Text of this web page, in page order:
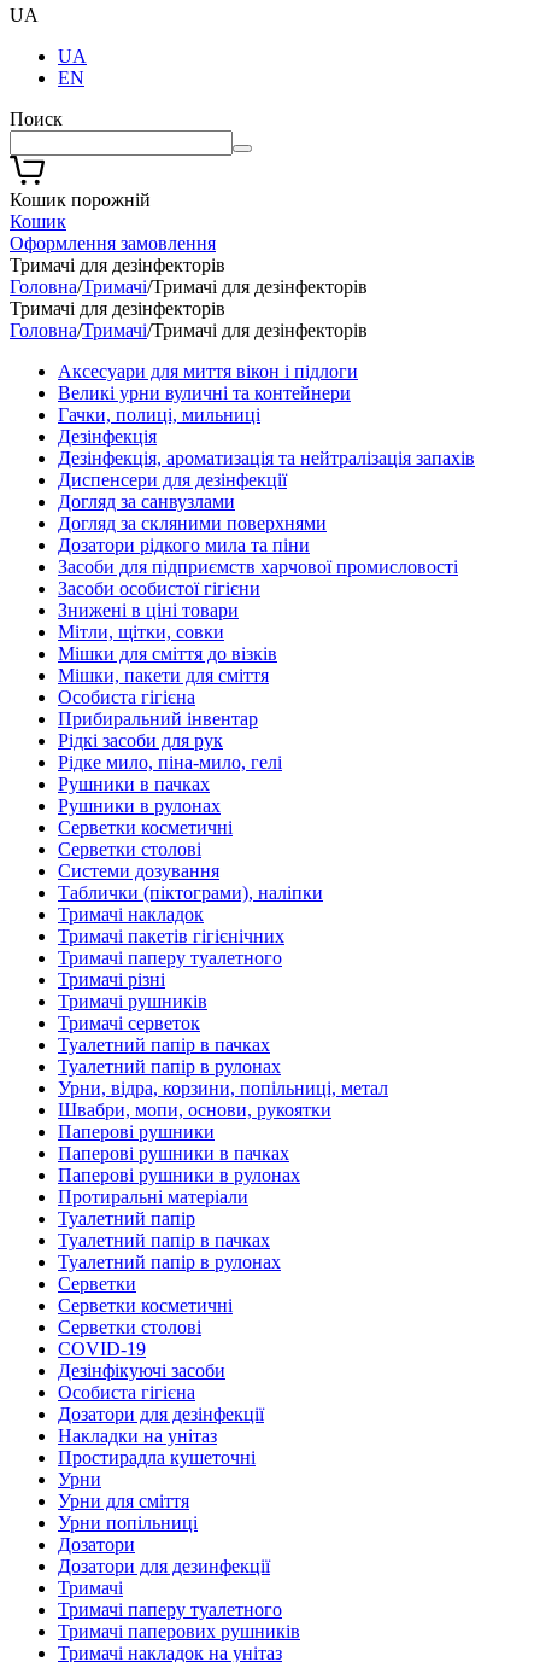
UA
UA
EN
Поиск
Кошик порожній
Кошик
Оформлення замовлення
Тримачі для дезінфекторів
Головна/Тримачі/Тримачі для дезінфекторів
Тримачі для дезінфекторів
Головна/Тримачі/Тримачі для дезінфекторів
Аксесуари для миття вікон і підлоги
Великі урни вуличні та контейнери
Гачки, полиці, мильниці
Дезінфекція
Дезінфекція, ароматизація та нейтралізація запахів
Диспенсери для дезінфекції
Догляд за санвузлами
Догляд за скляними поверхнями
Дозатори рідкого мила та піни
Засоби для підприємств харчової промисловості
Засоби особистої гігієни
Знижені в ціні товари
Мітли, щітки, совки
Мішки для сміття до візків
Мішки, пакети для сміття
Особиста гігієна
Прибиральний інвентар
Рідкі засоби для рук
Рідке мило, піна-мило, гелі
Рушники в пачках
Рушники в рулонах
Серветки косметичні
Серветки столові
Системи дозування
Таблички (піктограми), наліпки
Тримачі накладок
Тримачі пакетів гігієнічних
Тримачі паперу туалетного
Тримачі різні
Тримачі рушників
Тримачі серветок
Туалетний папір в пачках
Туалетний папір в рулонах
Урни, відра, корзини, попільниці, метал
Швабри, мопи, основи, рукоятки
Паперові рушники
Паперові рушники в пачках
Паперові рушники в рулонах
Протиральні матеріали
Туалетний папір
Туалетний папір в пачках
Туалетний папір в рулонах
Серветки
Серветки косметичні
Серветки столові
COVID-19
Дезінфікуючі засоби
Особиста гігієна
Дозатори для дезінфекції
Накладки на унітаз
Простирадла кушеточні
Урни
Урни для сміття
Урни попільниці
Дозатори
Дозатори для дезинфекції
Тримачі
Тримачі паперу туалетного
Тримачі паперових рушників
Тримачі накладок на унітаз